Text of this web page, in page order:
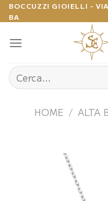
Salta
ai
contenuti
BOCCUZZI GIOIELLI -
BA
Cerca:
HOME / ALTA